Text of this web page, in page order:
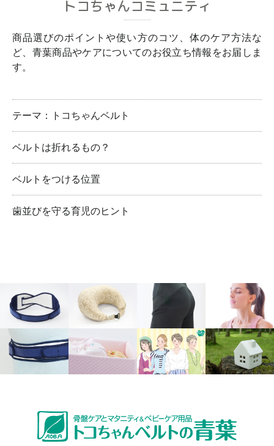
トコちゃんコミュニティ
商品選びのポイントや使い方のコツ、体のケア方法な
ど、青葉商品やケアについてのお役立ち情報をお届しま
す。
テーマ：トコちゃんベルト
ベルトは折れるもの？
ベルトをつける位置
歯並びを守る育児のヒント